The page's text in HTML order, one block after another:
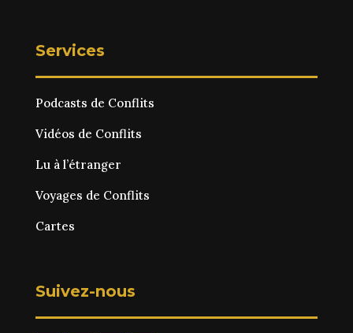
Services
Podcasts de Conflits
Vidéos de Conflits
Lu à l’étranger
Voyages de Conflits
Cartes
Suivez-nous